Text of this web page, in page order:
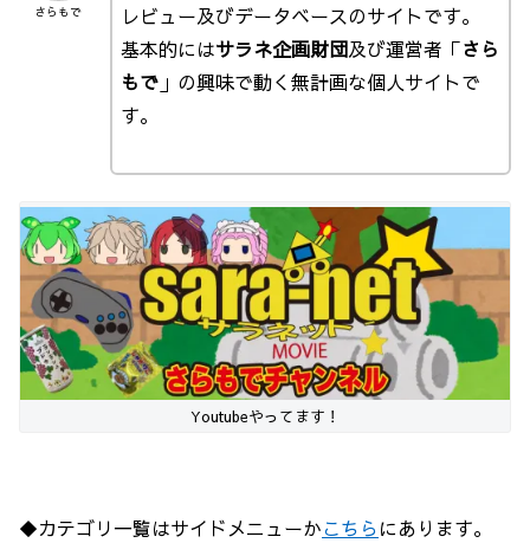
さらもで
レビュー及びデータベースのサイトです。
基本的にはサラネ企画財団及び運営者「さら
もで」の興味で動く無計画な個人サイトで
す。
Youtubeやってます！
◆カテゴリ一覧はサイドメニューかこちら にあります。